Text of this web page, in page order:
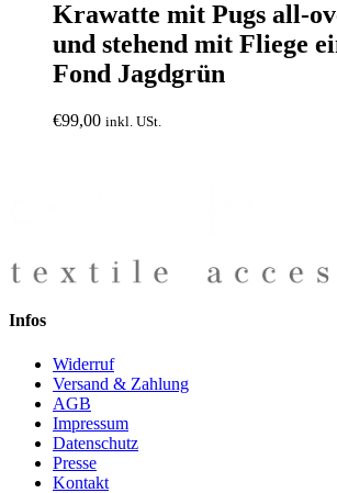
Krawatte mit Pugs all-
und stehend mit Fliege
Fond Jagdgrün
€99,00 inkl. USt.
Infos
Widerruf
Versand & Zahlung
AGB
Impressum
Datenschutz
Presse
Kontakt